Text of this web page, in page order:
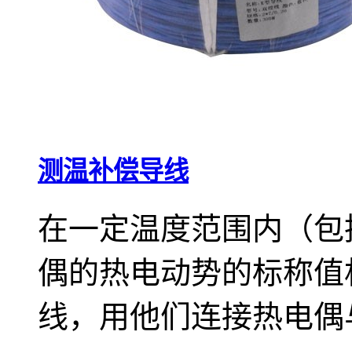
测温补偿导线
在一定温度范围内（
偶的热电动势的标称
线，用他们连接热电